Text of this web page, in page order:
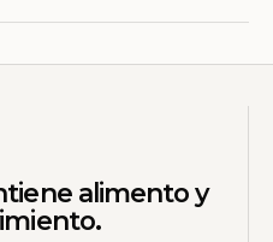
alimento y